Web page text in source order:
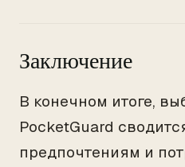
Заключение
В конечном итоге,
PocketGuard
предпочтениям и